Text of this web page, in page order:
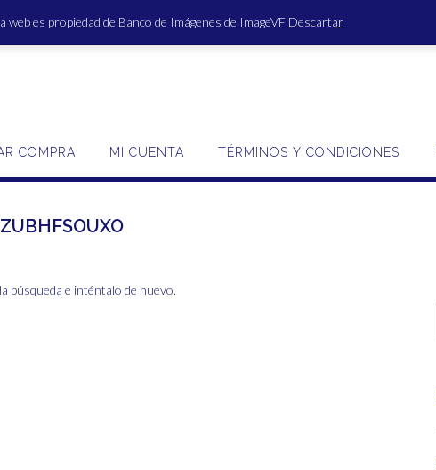
web es propiedad de Banco de Imágenes de ImageVF DescartarACCESO | REGISTRO
COMPRA MI CUENTA TÉRMINOS Y CONDICIONES
ZUBHFSOUXO
búsqueda e inténtalo de nuevo.